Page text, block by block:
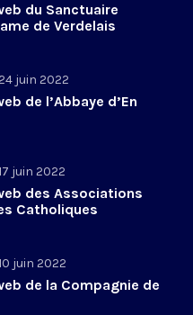
du Sanctuaire
de Verdelais
juin 2022
de l’Abbaye d’En
juin 2022
des Associations
Catholiques
juin 2022
de la Compagnie de